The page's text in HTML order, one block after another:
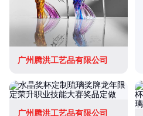
广州腾洪工艺品有限公司
广州腾洪工艺品有限公司